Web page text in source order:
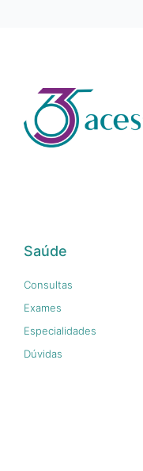
Saúde
Consultas
Exames
Especialidades
Dúvidas